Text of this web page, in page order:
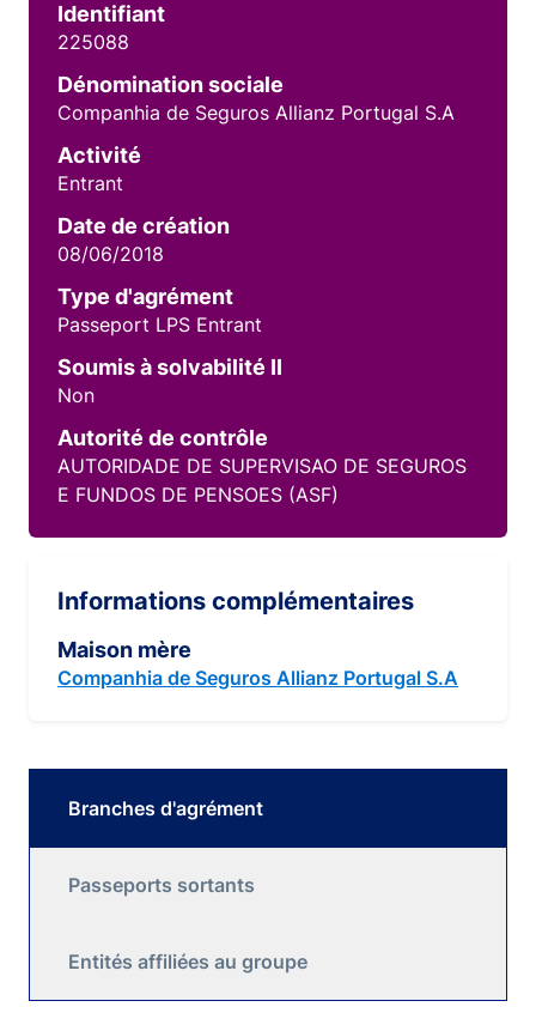
Identifiant
225088
Dénomination sociale
Companhia de Seguros Allianz Portugal S.A
Activité
Entrant
Date de création
08/06/2018
Type d'agrément
Passeport LPS Entrant
Soumis à solvabilité II
Non
Autorité de contrôle
AUTORIDADE DE SUPERVISAO DE SEGUROS
E FUNDOS DE PENSOES (ASF)
Informations complémentaires
Maison mère
Companhia de Seguros Allianz Portugal S.A
Branches d'agrément
Passeports sortants
Entités affiliées au groupe